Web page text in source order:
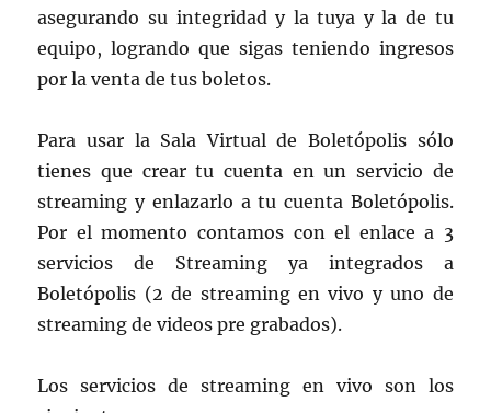
asegurando su integridad y la tuya y la de tu
equipo, logrando que sigas teniendo ingresos
por la venta de tus boletos.
Para usar la Sala Virtual de Boletópolis sólo
tienes que crear tu cuenta en un servicio de
streaming y enlazarlo a tu cuenta Boletópolis.
Por el momento contamos con el enlace a 3
servicios de Streaming ya integrados a
Boletópolis (2 de streaming en vivo y uno de
streaming de videos pre grabados).
Los servicios de streaming en vivo son los